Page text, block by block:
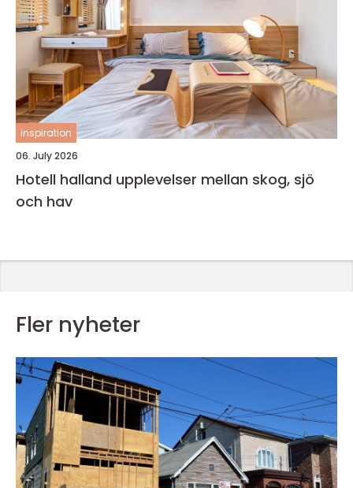
inspiration
06. July 2026
Hotell halland upplevelser mellan skog, sjö
och hav
Fler nyheter